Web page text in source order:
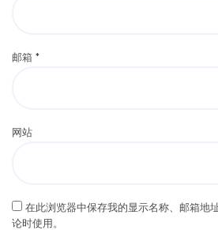
邮箱 *
网站
在此浏览器中保存我的显示名称、邮箱地
论时使用。